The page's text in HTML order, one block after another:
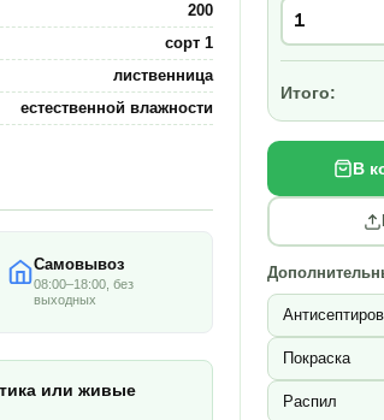
200
сорт 1
лиственница
естественной влажности
Итого:
В
Покраска
Распил
Самовывоз
08:00–18:00, без
выходных
или живые